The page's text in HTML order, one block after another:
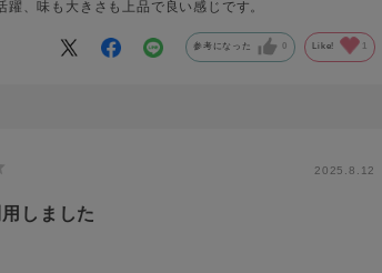
躍、味も大きさも上品で良い感じです。
参考になった 0 Like! 1
2025.8.12
しました